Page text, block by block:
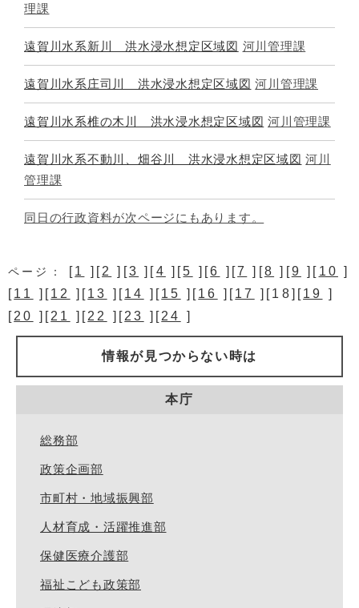
理課
遠賀川水系新川 洪水浸水想定区域図 河川管理課
遠賀川水系庄司川 洪水浸水想定区域図 河川管理課
遠賀川水系椎の木川 洪水浸水想定区域図 河川管理課
遠賀川水系不動川、畑谷川 洪水浸水想定区域図 河川
管理課
同日の行政資料が次ページにもあります。
ページ： [1 ][2 ][3 ][4 ][5 ][6 ][7 ][8 ][9 ][ 10 ]
[11 ][12 ][13 ][14 ][15 ][16 ][17 ][18][19
]
[20 ][21 ][22 ][23 ][24 ]
情報が見つからない時は
本庁
総務部
政策企画部
市町村・地域振興部
人材育成・活躍推進部
保健医療介護部
福祉こども政策部